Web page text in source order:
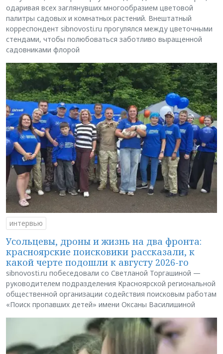
одаривая всех заглянувших многообразием цветовой
палитры садовых и комнатных растений. Внештатный
корреспондент sibnovosti.ru прогулялся между цветочными
стендами, чтобы полюбоваться заботливо выращенной
садовниками флорой
интервью
Усольцевы, дроны и жизнь на два фронта:
красноярские поисковики рассказали, к
какой черте подошли к августу 2026-го
sibnovosti.ru побеседовали со Светланой Торгашиной —
руководителем подразделения Красноярской региональной
общественной организации содействия поисковым работам
«Поиск пропавших детей» имени Оксаны Василишиной